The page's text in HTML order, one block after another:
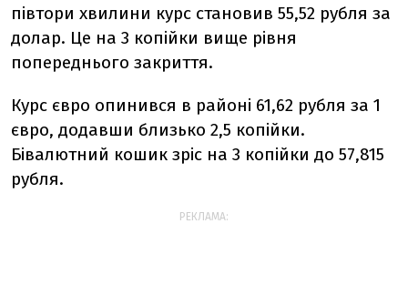
півтори хвилини курс становив 55,52 рубля за
долар. Це на 3 копійки вище рівня
попереднього закриття.
Курс євро опинився в районі 61,62 рубля за 1
євро, додавши близько 2,5 копійки.
Бівалютний кошик зріс на 3 копійки до 57,815
рубля.
РЕКЛАМА: